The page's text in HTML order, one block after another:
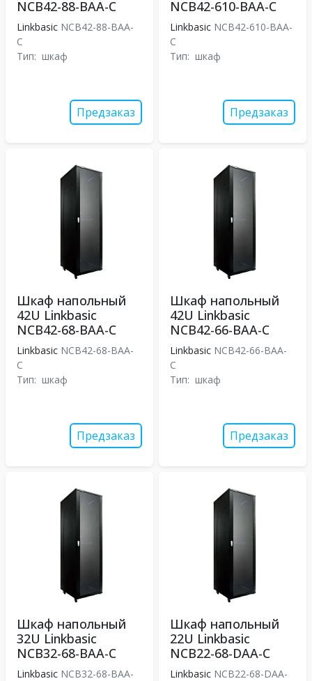
NCB42-88-BAA-C
Linkbasic NCB42-88-BAA-
C
Тип: шкаф
Предзаказ
NCB42-610-BAA-C
Linkbasic NCB42-610-BAA-
C
Тип: шкаф
Предзаказ
Шкаф напольный
42U Linkbasic
NCB42-68-BAA-C
Linkbasic NCB42-68-BAA-
C
Тип: шкаф
Предзаказ
Шкаф напольный
42U Linkbasic
NCB42-66-BAA-C
Linkbasic NCB42-66-BAA-
C
Тип: шкаф
Предзаказ
Шкаф напольный
32U Linkbasic
NCB32-68-BAA-C
Linkbasic NCB32-68-BAA-
Шкаф напольный
22U Linkbasic
NCB22-68-DAA-C
Linkbasic NCB22-68-DAA-